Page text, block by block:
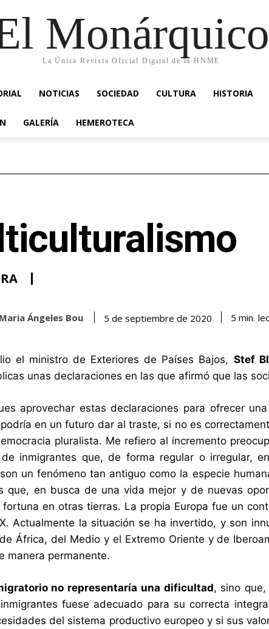
Monárquico
La Única Revista Oficial Digital de la HNME
NOTICIAS SOCIEDAD CULTURA HISTORIA
GALERÍA HEMEROTECA
Maria Ángeles Bou 5 de septiembre de 2020 5 min.
el ministro de Exteriores de Países Bajos, Stef
unas declaraciones en las que afirmó que las
aprovechar estas declaraciones para ofrecer
en un futuro dar al traste, si no es
pluralista. Me refiero al incremento
inmigrantes que, de forma regular o irregular,
un fenómeno tan antiguo como la especie
que, en busca de una vida mejor y de nuevas
fortuna en otras tierras. La propia Europa fue un
Actualmente la situación se ha invertido, y son
África, del Medio y el Extremo Oriente y de
manera permanente.
no representaría una dificultad, sino
fuese adecuado para su correcta
del sistema productivo europeo y si sus